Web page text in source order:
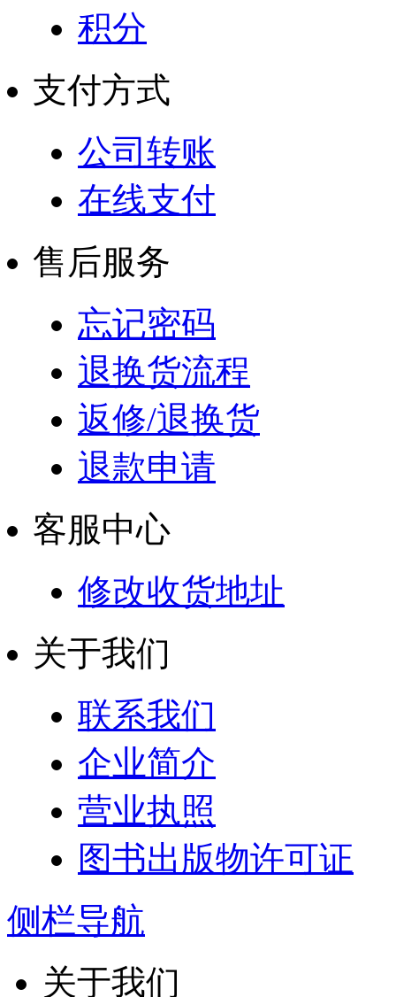
积分
支付方式
公司转账
在线支付
售后服务
忘记密码
退换货流程
返修/退换货
退款申请
客服中心
修改收货地址
关于我们
联系我们
企业简介
营业执照
图书出版物许可证
侧栏导航
关于我们